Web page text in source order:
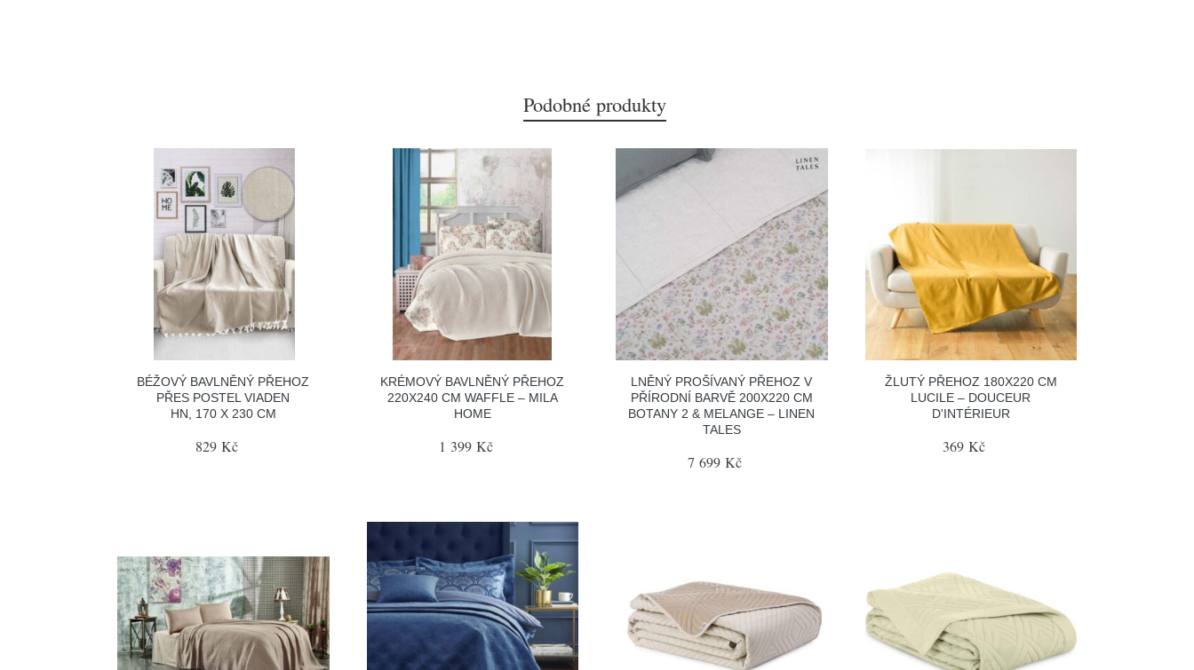
Podobné produkty
BÉŽOVÝ BAVLNĚNÝ PŘEHOZ
PŘES POSTEL VIADEN
HN, 170 X 230 CM
829 Kč
KRÉMOVÝ BAVLNĚNÝ PŘEHOZ
220X240 CM WAFFLE – MILA
HOME
1 399 Kč
LNĚNÝ PROŠÍVANÝ PŘEHOZ V
PŘÍRODNÍ BARVĚ 200X220 CM
BOTANY 2 & MELANGE – LINEN
TALES
7 699 Kč
ŽLUTÝ PŘEHOZ 180X220 CM
LUCILE – DOUCEUR
D'INTÉRIEUR
369 Kč